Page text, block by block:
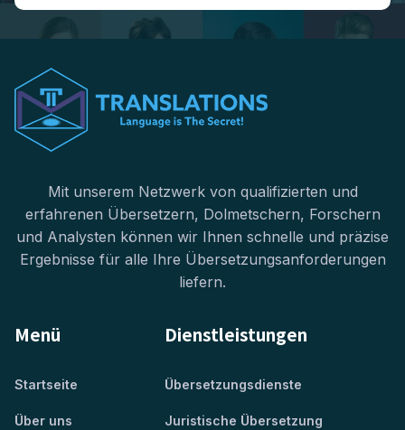
Mit unserem Netzwerk von qualifizierten und
erfahrenen Übersetzern, Dolmetschern, Forschern
und Analysten können wir Ihnen schnelle und präzise
Ergebnisse für alle Ihre Übersetzungsanforderungen
liefern.
Menü
Startseite
Über uns
Dienstleistungen
Übersetzungsdienste
Juristische Übersetzung